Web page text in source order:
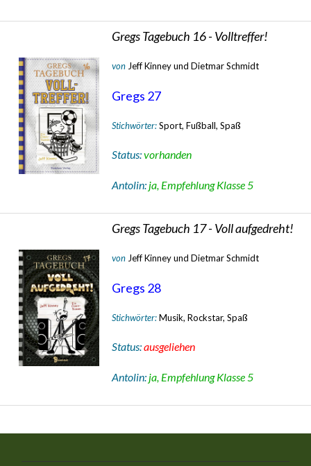
Gregs Tagebuch 16 - Volltreffer!
von Jeff Kinney und Dietmar Schmidt
Gregs 27
Stichwörter:Sport, Fußball, Spaß
Status:vorhanden
Antolin: ja, Empfehlung Klasse 5
Gregs Tagebuch 17 - Voll aufgedreht!
von Jeff Kinney und Dietmar Schmidt
Gregs 28
Stichwörter:Musik, Rockstar, Spaß
Status:ausgeliehen
Antolin: ja, Empfehlung Klasse 5